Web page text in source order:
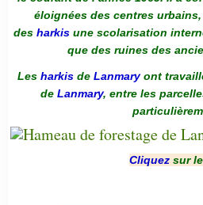
éloignées des centres
des harkis une scolarisation
que des ruines des
Les harkis de Lanmaryont
de Lanmary, entre les
Cliquez sur